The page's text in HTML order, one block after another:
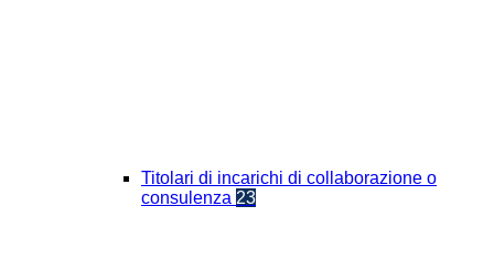
Titolari di incarichi di collaborazione o
consulenza 23